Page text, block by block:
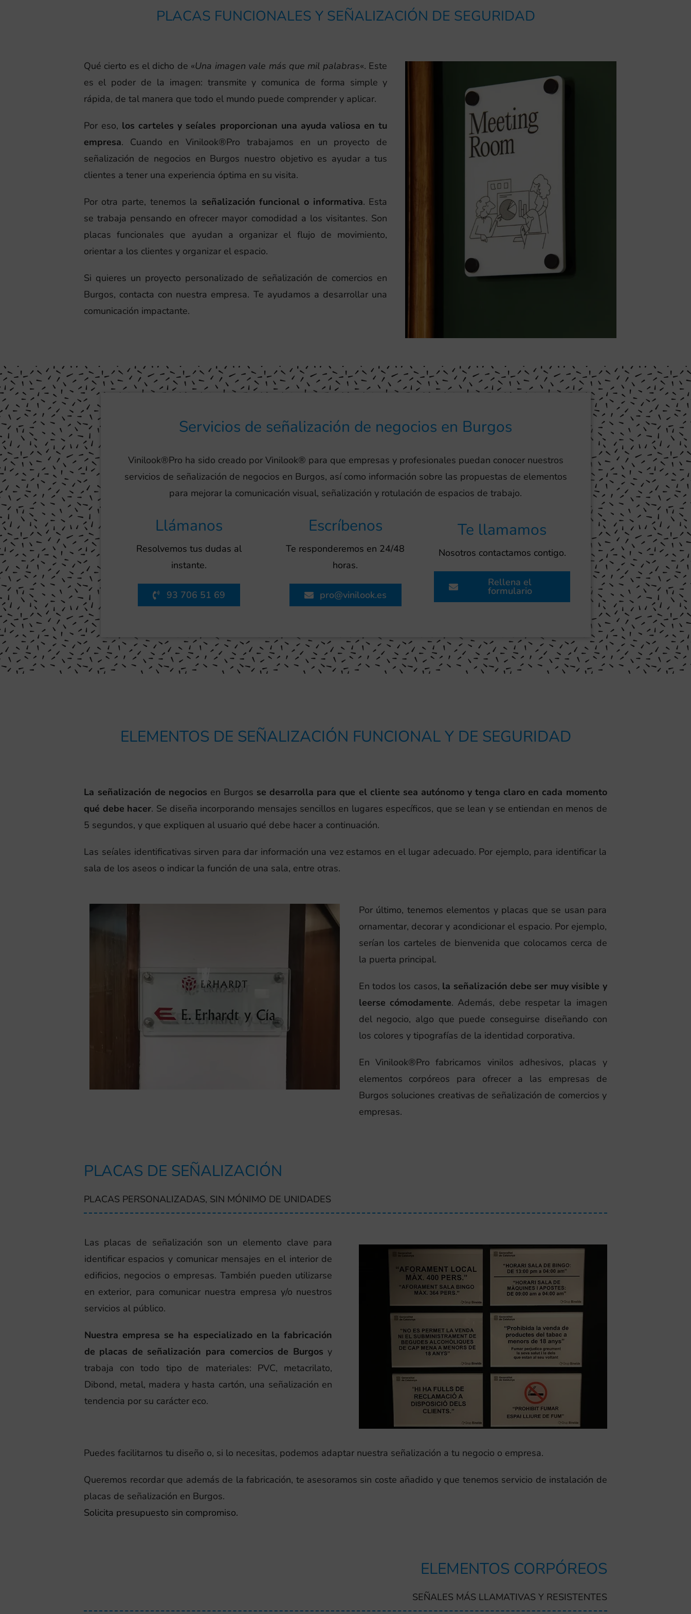
PLACAS FUNCIONALES Y SEÑALIZACIÓN DE SEGURIDAD
Qué cierto es el dicho de «Una imagen vale más que mil palabras«. Este
es el poder de la imagen: transmite y comunica de forma simple y
rápida, de tal manera que todo el mundo puede comprender y aplicar.
Por eso, los carteles y seíales proporcionan una ayuda valiosa en tu
empresa. Cuando en Vinilook®Pro trabajamos en un proyecto de
señalización de negocios en Burgos nuestro objetivo es ayudar a tus
clientes a tener una experiencia óptima en su visita.
Por otra parte, tenemos la señalización funcional o informativa. Esta
se trabaja pensando en ofrecer mayor comodidad a los visitantes. Son
placas funcionales que ayudan a organizar el flujo de movimiento,
orientar a los clientes y organizar el espacio.
Si quieres un proyecto personalizado de señalización de comercios en
Burgos, contacta con nuestra empresa. Te ayudamos a desarrollar una
comunicación impactante.
Servicios de señalización de negocios en Burgos
Vinilook®Pro ha sido creado por Vinilook® para que empresas y profesionales puedan conocer nuestros
servicios de señalización de negocios en Burgos, así como información sobre las propuestas de elementos
para mejorar la comunicación visual, señalización y rotulación de espacios de trabajo.
Llámanos
Resolvemos tus dudas al
instante.
93 706 51 69
Escríbenos
Te responderemos en 24/48
horas.
pro@vinilook.es
Te llamamos
Nosotros contactamos contigo.
Rellena el
formulario
ELEMENTOS DE SEÑALIZACIÓN FUNCIONAL Y DE SEGURIDAD
La señalización de negocios en Burgos se desarrolla para que el cliente sea autónomo y tenga claro en cada momento
qué debe hacer. Se diseña incorporando mensajes sencillos en lugares específicos, que se lean y se entiendan en menos de
5 segundos, y que expliquen al usuario qué debe hacer a continuación.
Las seíales identificativas sirven para dar información una vez estamos en el lugar adecuado. Por ejemplo, para identificar la
sala de los aseos o indicar la función de una sala, entre otras.
Por último, tenemos elementos y placas que se usan para
ornamentar, decorar y acondicionar el espacio. Por ejemplo,
serían los carteles de bienvenida que colocamos cerca de
la puerta principal.
En todos los casos, la señalización debe ser muy visible y
leerse cómodamente. Además, debe respetar la imagen
del negocio, algo que puede conseguirse diseñando con
los colores y tipografías de la identidad corporativa.
En Vinilook®Pro fabricamos vinilos adhesivos, placas y
elementos corpóreos para ofrecer a las empresas de
Burgos soluciones creativas de señalización de comercios y
empresas.
PLACAS DE SEÑALIZACIÓN
PLACAS PERSONALIZADAS, SIN MÓNIMO DE UNIDADES
Las placas de señalización son un elemento clave para
identificar espacios y comunicar mensajes en el interior de
edificios, negocios o empresas. También pueden utilizarse
en exterior, para comunicar nuestra empresa y/o nuestros
servicios al público.
Nuestra empresa se ha especializado en la fabricación
de placas de señalización para comercios de Burgos y
trabaja con todo tipo de materiales: PVC, metacrilato,
Dibond, metal, madera y hasta cartón, una señalización en
tendencia por su carácter eco.
Puedes facilitarnos tu diseño o, si lo necesitas, podemos adaptar nuestra señalización a tu negocio o empresa.
Queremos recordar que además de la fabricación, te asesoramos sin coste añadido y que tenemos servicio de instalación de
placas de señalización en Burgos.
Solicita presupuesto sin compromiso.
ELEMENTOS CORPÓREOS
SEÑALES MÁS LLAMATIVAS Y RESISTENTES